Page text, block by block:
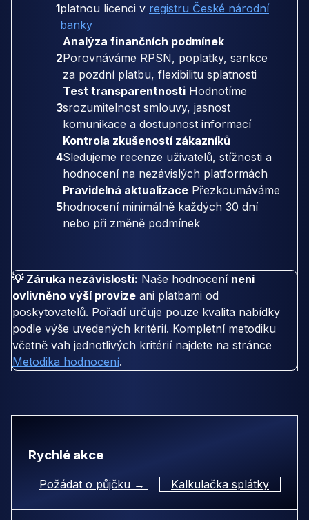
1platnou licenci v registru České národní
banky
2
Analýza finančních podmínek
Porovnáváme RPSN, poplatky, sankce
za pozdní platbu, flexibilitu splatnosti
3
Test transparentnosti Hodnotíme
srozumitelnost smlouvy, jasnost
komunikace a dostupnost informací
4
Kontrola zkušeností zákazníků
Sledujeme recenze uživatelů, stížnosti a
hodnocení na nezávislých platformách
5
Pravidelná aktualizace Přezkoumáváme
hodnocení minimálně každých 30 dní
nebo při změně podmínek
💡 Záruka nezávislosti: Naše hodnocení není
ovlivněno výší provize ani platbami od
poskytovatelů. Pořadí určuje pouze kvalita nabídky
podle výše uvedených kritérií. Kompletní metodiku
včetně vah jednotlivých kritérií najdete na stránce
Metodika hodnocení.
Rychlé akce
Požádat o půjčku → Kalkulačka splátky